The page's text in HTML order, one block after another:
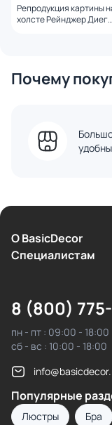
Репродукция картины
холсте Рейнджер Диего,
Почему
О BasicDecor
Cпециалистам
8 (800)
пн - пт : 09:00 - 18:00
сб - вс : 10:00 - 18:00
Популярные
Люстры Бра